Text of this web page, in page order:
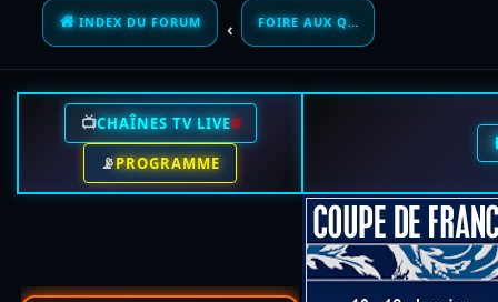
INDEX DU FORUM FOIRE AUX QUESTIONS (QUESTIONS POSÉES FRÉQUEMMENT)
📺CHAÎNES TV LIVE
📡PROGRAMME